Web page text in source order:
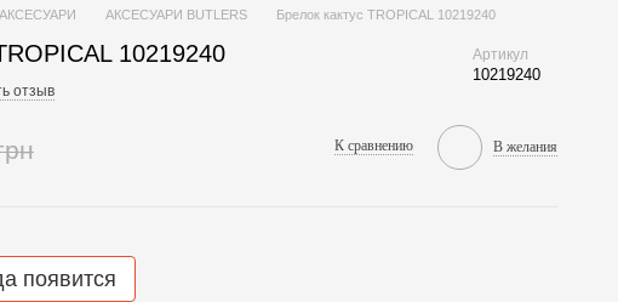
АКСЕСУАРИ АКСЕСУАРИ BUTLERS Брелок кактус TROPICAL 10219240
10219240 Артикул
10219240
отзыв
К сравнению В желания
появится